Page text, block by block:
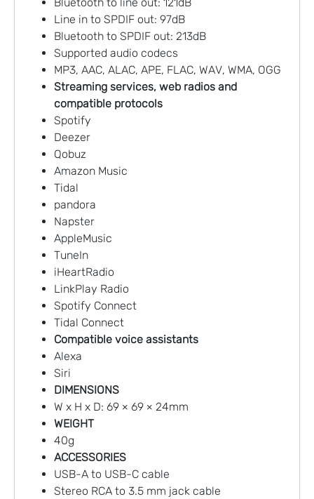
Line in to SPDIF out: 97dB
Bluetooth to SPDIF out: 213dB
Supported audio codecs
MP3, AAC, ALAC, APE, FLAC, WAV, WMA, OGG
Streaming services, web radios and
compatible protocols
Spotify
Deezer
Qobuz
Amazon Music
Tidal
pandora
Napster
AppleMusic
TuneIn
iHeartRadio
LinkPlay Radio
Spotify Connect
Tidal Connect
Compatible voice assistants
Alexa
Siri
DIMENSIONS
W x H x D: 69 × 69 × 24mm
WEIGHT
40g
ACCESSORIES
USB-A to USB-C cable
Stereo RCA to 3.5 mm jack cable